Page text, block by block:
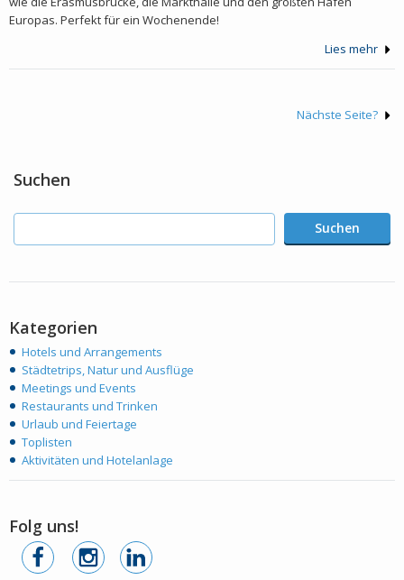
Europas. Perfekt für ein Wochenende!
Lies mehr
Nächste Seite?
Suchen
Suchen
Kategorien
Hotels und Arrangements
Städtetrips, Natur und Ausflüge
Meetings und Events
Restaurants und Trinken
Urlaub und Feiertage
Toplisten
Aktivitäten und Hotelanlage
Folg uns!